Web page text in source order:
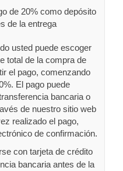
de 20% como depósito
de la entrega
usted puede escoger
total de la compra de
el pago, comenzando
El pago puede
bancaria o
de nuestro sitio web
realizado el pago,
de confirmación.
con tarjeta de crédito
bancaria antes de la